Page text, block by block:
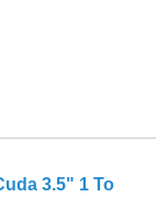
3.5" 1 To